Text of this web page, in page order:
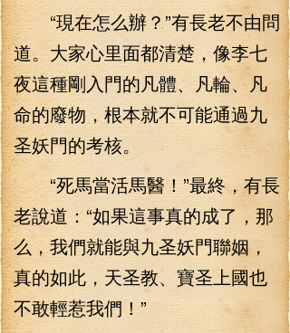
“現在怎么辦？”有長老不由問
道。大家心里面都清楚，像李七
夜這種剛入門的凡體、凡輪、凡
命的廢物，根本就不可能通過九
圣妖門的考核。
“死馬當活馬醫！”最終，有長
老說道：“如果這事真的成了，那
么，我們就能與九圣妖門聯姻，
真的如此，天圣教、寶圣上國也
不敢輕惹我們！”